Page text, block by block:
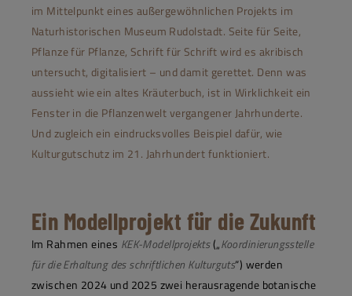
im Mittelpunkt eines außergewöhnlichen Projekts im
Naturhistorischen Museum Rudolstadt. Seite für Seite,
Pflanze für Pflanze, Schrift für Schrift wird es akribisch
untersucht, digitalisiert – und damit gerettet. Denn was
aussieht wie ein altes Kräuterbuch, ist in Wirklichkeit ein
Fenster in die Pflanzenwelt vergangener Jahrhunderte.
Und zugleich ein eindrucksvolles Beispiel dafür, wie
Kulturgutschutz im 21. Jahrhundert funktioniert.
Ein Modellprojekt für die Zukunft
Im Rahmen eines KEK-Modellprojekts(„Koordinierungsstelle
für die Erhaltung des schriftlichen Kulturguts“) werden
zwischen 2024 und 2025 zwei herausragende botanische